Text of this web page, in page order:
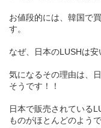
お値段的には、韓国で
す。
なぜ、日本のLUSHは安
気になるその理由は、
そうです！！
日本で販売されている
ものがほとんどのよう